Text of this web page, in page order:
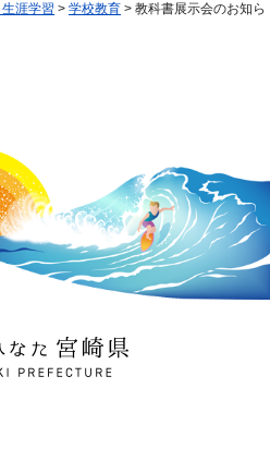
涯学習 > 学校教育 > 教科書展示会のお知ら
宮崎県
PREFECTURE